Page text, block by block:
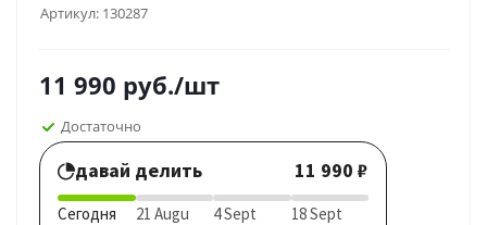
Артикул: 130287
11 990 руб./шт
Достаточно
давай делить 11 990 ₽
Сегодня 21 Augu 4 Sept 18 Sept